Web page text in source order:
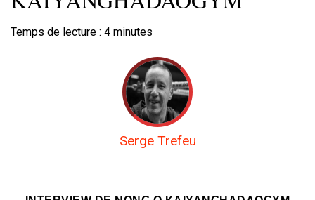
Temps de lecture : 4 minutes
Serge Trefeu